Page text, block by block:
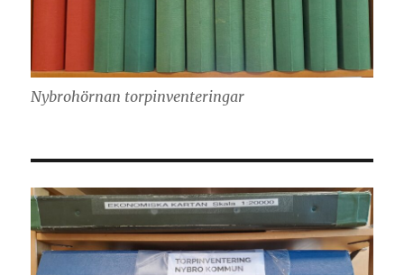
Nybrohörnan torpinventeringar